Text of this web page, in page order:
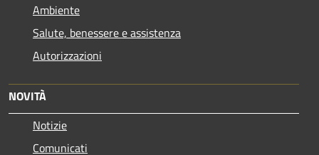
Ambiente
Salute, benessere e assistenza
Autorizzazioni
NOVITÀ
Notizie
Comunicati